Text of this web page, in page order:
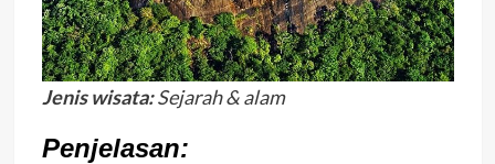
Jenis wisata:Sejarah & alam
Penjelasan: